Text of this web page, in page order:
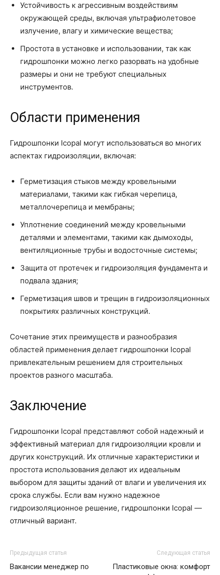
Устойчивость к агрессивным воздействиям
окружающей среды, включая ультрафиолетовое
излучение, влагу и химические вещества;
Простота в установке и использовании, так как
гидрошпонки можно легко разорвать на удобные
размеры и они не требуют специальных
инструментов.
Области применения
Гидрошпонки Icopal могут использоваться во многих
аспектах гидроизоляции, включая:
Герметизация стыков между кровельными
материалами, такими как гибкая черепица,
металлочерепица и мембраны;
Уплотнение соединений между кровельными
деталями и элементами, такими как дымоходы,
вентиляционные трубы и водосточные системы;
Защита от протечек и гидроизоляция фундамента и
подвала здания;
Герметизация швов и трещин в гидроизоляционных
покрытиях различных конструкций.
Сочетание этих преимуществ и разнообразия
областей применения делает гидрошпонки Icopal
привлекательным решением для строительных
проектов разного масштаба.
Заключение
Гидрошпонки Icopal представляют собой надежный и
эффективный материал для гидроизоляции кровли и
других конструкций. Их отличные характеристики и
простота использования делают их идеальным
выбором для защиты зданий от влаги и увеличения их
срока службы. Если вам нужно надежное
гидроизоляционное решение, гидрошпонки Icopal —
отличный вариант.
Предыдущая статья
Вакансии менеджер по
Следующая статья
Пластиковые окна: комфорт